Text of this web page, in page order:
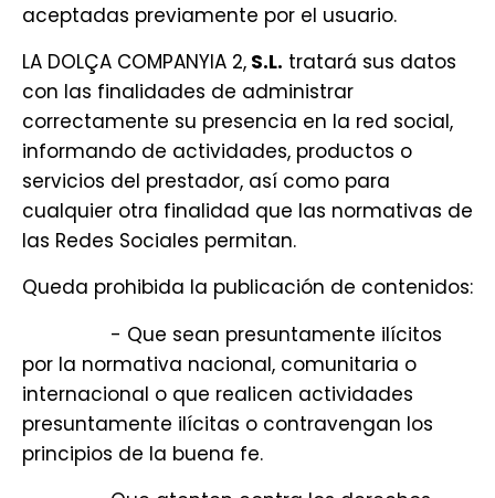
aceptadas previamente por el usuario.
LA DOLÇA COMPANYIA 2, S.L. tratará sus datos
con las finalidades de administrar
correctamente su presencia en la red social,
informando de actividades, productos o
servicios del prestador, así como para
cualquier otra finalidad que las normativas de
las Redes Sociales permitan.
Queda prohibida la publicación de contenidos:
- Que sean presuntamente ilícitos
por la normativa nacional, comunitaria o
internacional o que realicen actividades
presuntamente ilícitas o contravengan los
principios de la buena fe.